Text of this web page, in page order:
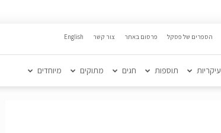
הספרים של פסקל פרסום באתר צור קשר English
עיקריות תוספות חגים מתוקים מיוחדים